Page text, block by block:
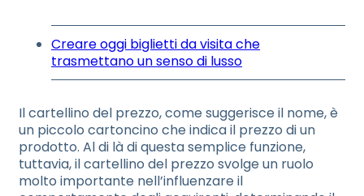
Creare oggi biglietti da visita che
trasmettano un senso di lusso
Il cartellino del prezzo, come suggerisce il nome, è
un piccolo cartoncino che indica il prezzo di un
prodotto. Al di là di questa semplice funzione,
tuttavia, il cartellino del prezzo svolge un ruolo
molto importante nell’influenzare il